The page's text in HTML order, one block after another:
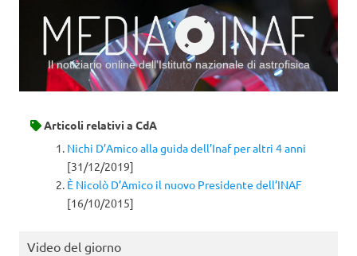
Il notiziario online dell’Istituto nazionale di astrofisica
Articoli relativi a CdA
Nichi D’Amico alla guida dell’Inaf per altri 4 anni
[31/12/2019]
È Nicolò D’Amico il nuovo Presidente dell’INAF
[16/10/2015]
Video del giorno